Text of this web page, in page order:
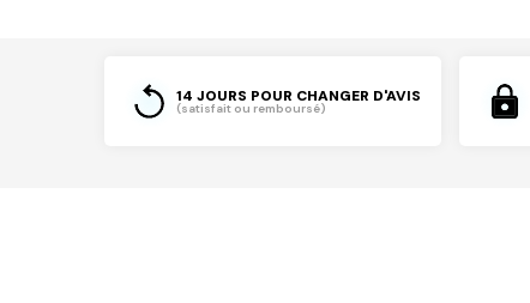
14 JOURS POUR CHANGER D'AVIS
(satisfait ou remboursé)